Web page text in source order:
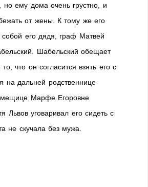
но ему дома очень грустно, и
от жены. К тому же его
собой его дядя, граф Матвей
Шабельский обещает
что он согласится взять его с
на дальней родственнице
Марфе Егоровне
Львов уговаривал его сидеть с
не скучала без мужа.